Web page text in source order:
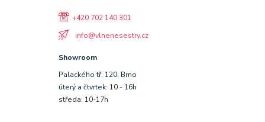
+420 702 140 301
info@vlnenesestry.cz
Showroom
Palackého tř. 120, Brno
úterý a čtvrtek: 10 - 16h
středa: 10-17h